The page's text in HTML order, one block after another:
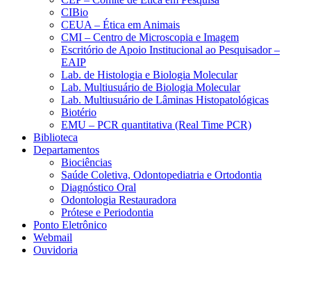
CIBio
CEUA – Ética em Animais
CMI – Centro de Microscopia e Imagem
Escritório de Apoio Institucional ao Pesquisador –
EAIP
Lab. de Histologia e Biologia Molecular
Lab. Multiusuário de Biologia Molecular
Lab. Multiusuário de Lâminas Histopatológicas
Biotério
EMU – PCR quantitativa (Real Time PCR)
Biblioteca
Departamentos
Biociências
Saúde Coletiva, Odontopediatria e Ortodontia
Diagnóstico Oral
Odontologia Restauradora
Prótese e Periodontia
Ponto Eletrônico
Webmail
Ouvidoria